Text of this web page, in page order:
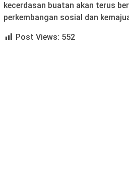
kecerdasan buatan akan terus
perkembangan sosial dan
Post Views: 552